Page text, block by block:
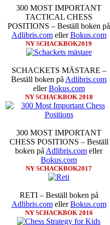
300 MOST IMPORTANT
TACTICAL CHESS
POSITIONS – Beställ boken på
Adlibris.comellerBokus.com
NY SCHACKBOK2019
SCHACKETS MÄSTARE –
Beställ boken på Adlibris.com
ellerBokus.com
NY SCHACKBOK 2018
300 MOST IMPORTANT
CHESS POSITIONS – Beställ
boken på Adlibris.com eller
Bokus.com
NY SCHACKBOK2017
RETI – Beställ boken på
Adlibris.comellerBokus.com
NY SCHACKBOK 2016